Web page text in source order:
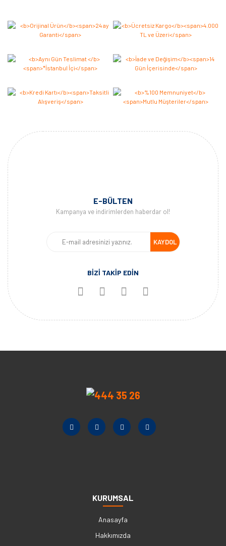
E-BÜLTEN
Kampanya ve indirimlerden haberdar ol!
KAYDOL
BİZİ TAKİP EDİN
KURUMSAL
Anasayfa
Hakkımızda